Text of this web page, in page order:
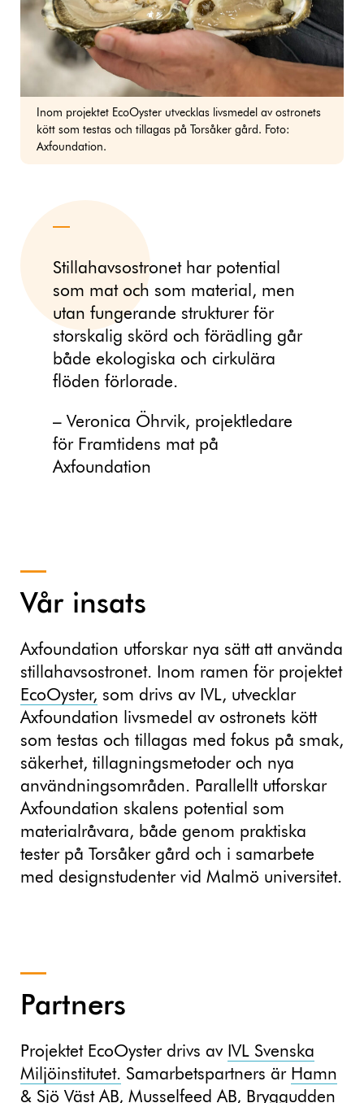
Inom projektet EcoOyster utvecklas livsmedel av ostronets
kött som testas och tillagas på Torsåker gård. Foto:
Axfoundation.
Stillahavsostronet har potential
som mat och som material, men
utan fungerande strukturer för
storskalig skörd och förädling går
både ekologiska och cirkulära
flöden förlorade.
– Veronica Öhrvik, projektledare
för Framtidens mat på
Axfoundation
Vår insats
Axfoundation utforskar nya sätt att använda
stillahavsostronet. Inom ramen för projektet
EcoOyster, som drivs av IVL, utvecklar
Axfoundation livsmedel av ostronets kött
som testas och tillagas med fokus på smak,
säkerhet, tillagningsmetoder och nya
användningsområden. Parallellt utforskar
Axfoundation skalens potential som
materialråvara, både genom praktiska
tester på Torsåker gård och i samarbete
med designstudenter vid Malmö universitet.
Partners
Projektet EcoOyster drivs av IVL Svenska
Miljöinstitutet. Samarbetspartners är Hamn
& Sjö Väst AB, Musselfeed AB, Bryggudden